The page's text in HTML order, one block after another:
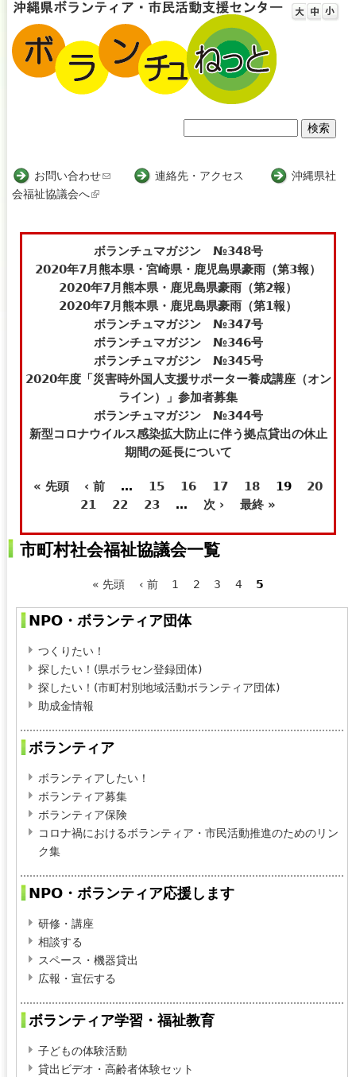
Jump to navigation
索
ォ
ー
ム
お問い合わせ(
n
k
s
e
n
d
s
e
-
a
i
連絡先・アクセス
沖縄県社
会福祉協議会へ(
i
n
k
i
s
e
x
e
n
a
ボランチュマガジン №348号
2020年7月熊本県・宮崎県・鹿児島県豪雨（第3報）
2020年7月熊本県・鹿児島県豪雨（第2報）
2020年7月熊本県・鹿児島県豪雨（第1報）
ボランチュマガジン №347号
ボランチュマガジン №346号
ボランチュマガジン №345号
2020年度「災害時外国人支援サポーター養成講座（オン
ライン）」参加者募集
ボランチュマガジン №344号
新型コロナウイルス感染拡大防止に伴う拠点貸出の休止
期間の延長について
ペ
ジ
« 先頭 ‹ 前 … 15 16 17 18 19
20
21
22 23 … 次 › 最終 »
市町村社会福祉協議会一覧
ペ
ー
« 先頭 ‹ 前 1 2 3 4 5
NPO・ボランティア団体
つくりたい！
探したい！(県ボラセン登録団体)
探したい！(市町村別地域活動ボランティア団体)
助成金情報
ボランティア
ボランティアしたい！
ボランティア募集
ボランティア保険
コロナ禍におけるボランティア・市民活動推進のためのリン
ク集
NPO・ボランティア応援します
研修・講座
相談する
スペース・機器貸出
広報・宣伝する
ボランティア学習・福祉教育
子どもの体験活動
貸出ビデオ・高齢者体験セット